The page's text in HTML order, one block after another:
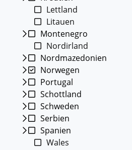
Lettland
Litauen
Montenegro
Nordirland
Nordmazedonien
Norwegen
Portugal
Schottland
Schweden
Serbien
Spanien
Wales